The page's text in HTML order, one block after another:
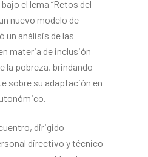
el lema “Retos del
nuevo modelo de
un análisis de las
materia de inclusión
la pobreza, brindando
sobre su adaptación en
dirigido
directivo y técnico